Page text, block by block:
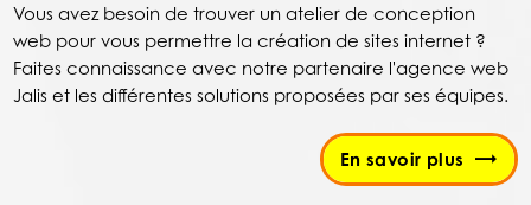
Vous avez besoin de trouver un atelier de conception
web pour vous permettre la création de sites internet ?
Faites connaissance avec notre partenaire l'agence web
Jalis et les différentes solutions proposées par ses équipes.
En savoir plus